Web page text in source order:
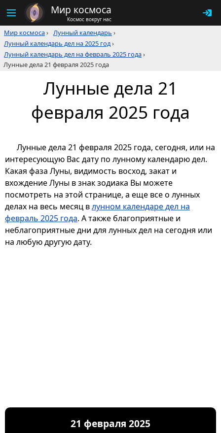
Мир космоса
Космос вокруг нас
Мир космоса› Лунный календарь ›
Лунный календарь дел на 2025 год›
Лунный календарь дел на февраль 2025 года›
Лунные дела 21 февраля 2025 года
Лунные дела 21
февраля 2025 года
Лунные дела 21 февраля 2025 года, сегодня, или на
интересующую Вас дату по лунному календарю дел.
Какая фаза Луны, видимость восход, закат и
вхождение Луны в знак зодиака Вы можете
посмотреть на этой странице, а еще все о лунных
делах на весь месяц влунном календаре дел на
февраль 2025 года. А также благоприятные и
неблагоприятные дни для лунных дел на сегодня или
на любую другую дату.
21 февраля 2025